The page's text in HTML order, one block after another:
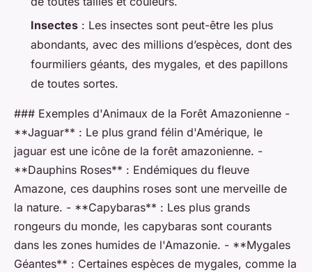
Insectes : Les insectes sont peut-être les plus
abondants, avec des millions d’espèces, dont des
fourmiliers géants, des mygales, et des papillons
de toutes sortes.
### Exemples d'Animaux de la Forêt Amazonienne -
**Jaguar** : Le plus grand félin d'Amérique, le
jaguar est une icône de la forêt amazonienne. -
**Dauphins Roses** : Endémiques du fleuve
Amazone, ces dauphins roses sont une merveille de
la nature. - **Capybaras** : Les plus grands
rongeurs du monde, les capybaras sont courants
dans les zones humides de l'Amazonie. - **Mygales
Géantes** : Certaines espèces de mygales, comme la